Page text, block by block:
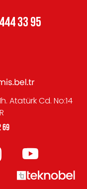
444 33 95
Atatürk Cd. No:14
69